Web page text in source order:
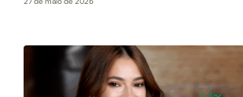
27 de maio de 2026